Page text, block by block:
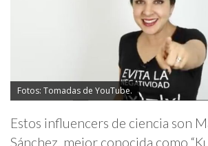
Fotos: Tomadas de YouTube.
Estos influencers de ciencia son
Sánchez, mejor conocida como